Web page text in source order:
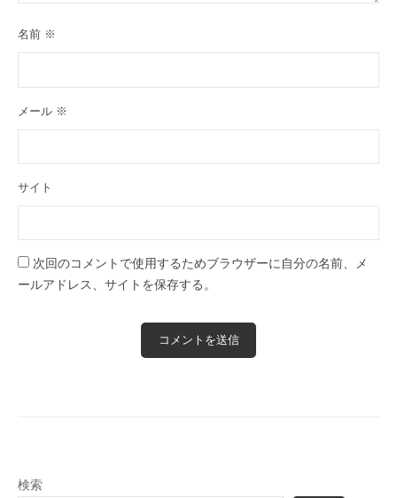
名前 ※
メール ※
サイト
次回のコメントで使用するためブラウザーに自分の名前、メ
ールアドレス、サイトを保存する。
検索